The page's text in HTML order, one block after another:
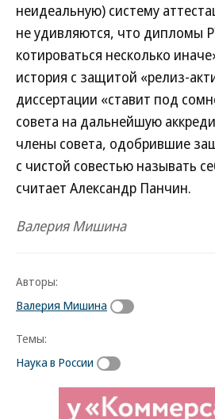
неидеальную) систему
не удивляются, что дипломы
котироваться несколько
история с защитой «релиз-
диссертации «ставит под
совета на дальнейшую
члены совета, одобрившие
с чистой совестью называть
считает Александр Панчин.
Валерия Мишина
Авторы:
Валерия Мишина
Темы:
Наука в России